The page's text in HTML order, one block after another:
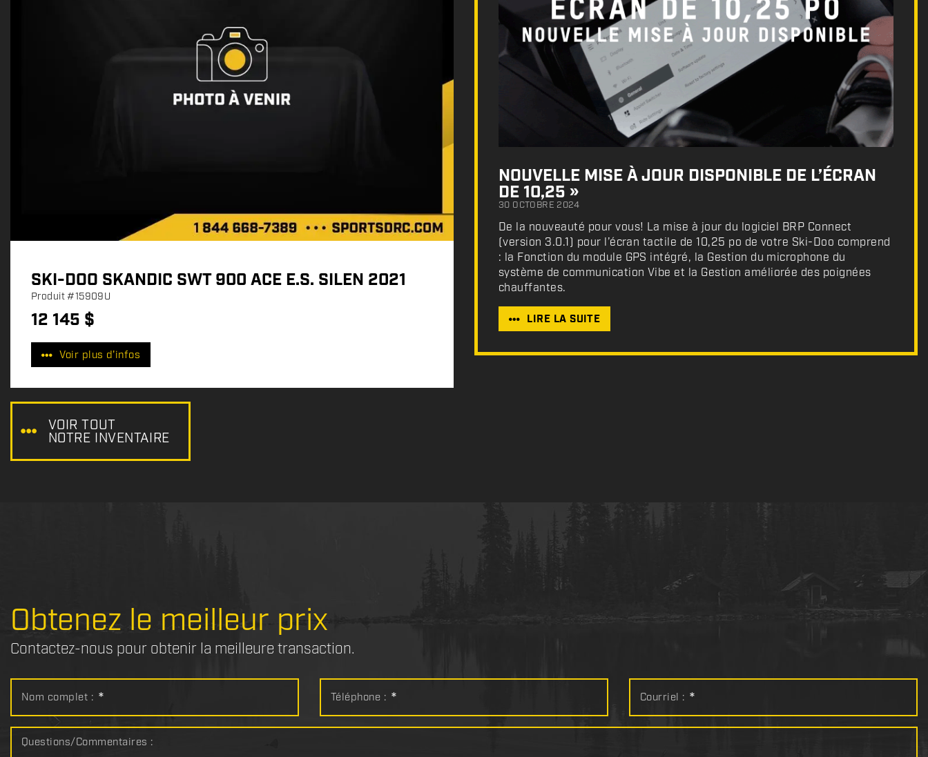
SKI-DOO SKANDIC SWT 900 ACE E.S. SILEN 2021
Produit#15909U
P
r
x
:
12 145 $
Voir plus d'infos
VOIR TOUT
NOTRE INVENTAIRE
NOUVELLE MISE À JOUR DISPONIBLE DE L’ÉCRAN
DE 10,25 »
30 OCTOBRE 2024
De la nouveauté pour vous! La mise à jour du logiciel BRP Connect
(version 3.0.1) pour l’écran tactile de 10,25 po de votre Ski-Doo comprend
: la Fonction du module GPS intégré, la Gestion du microphone du
système de communication Vibe et la Gestion améliorée des poignées
chauffantes.
LIRE LA SUITE
Obtenez le meilleur prix
Contactez-nous pour obtenir la meilleure transaction.
Nom complet : * Téléphone : * Courriel : *
Questions/Commentaires :